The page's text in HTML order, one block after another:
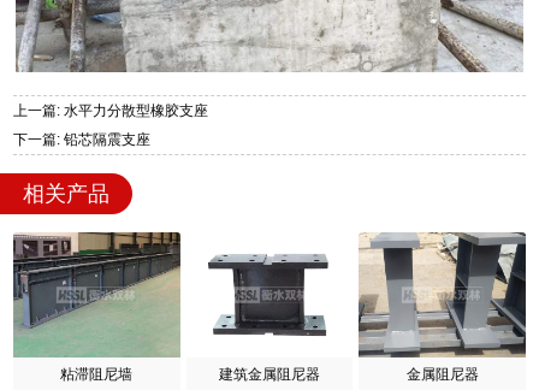
上一篇: 水平力分散型橡胶支座
下一篇: 铅芯隔震支座
相关产品
粘滞阻尼墙 建筑金属阻尼器 金属阻尼器